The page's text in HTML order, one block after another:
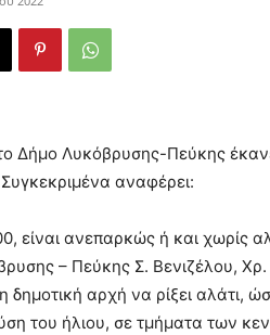
Δήμο Λυκόβρυσης-Πεύκης
αναφέρει:
είναι ανεπαρκώς ή και χωρίς
– Πεύκης Σ. Βενιζέλου,
δημοτική αρχή να ρίξει αλάτι,
του ήλιου, σε τμήματα των